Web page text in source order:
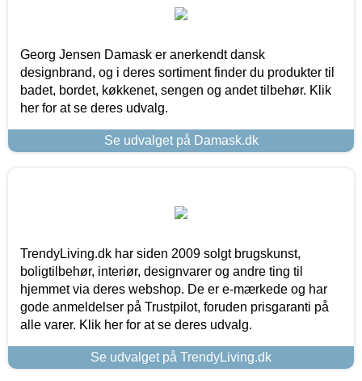
Georg Jensen Damask er anerkendt dansk
designbrand, og i deres sortiment finder du produkter til
badet, bordet, køkkenet, sengen og andet tilbehør. Klik
her for at se deres udvalg.
Se udvalget på Damask.dk
TrendyLiving.dk har siden 2009 solgt brugskunst,
boligtilbehør, interiør, designvarer og andre ting til
hjemmet via deres webshop. De er e-mærkede og har
gode anmeldelser på Trustpilot, foruden prisgaranti på
alle varer. Klik her for at se deres udvalg.
Se udvalget på TrendyLiving.dk